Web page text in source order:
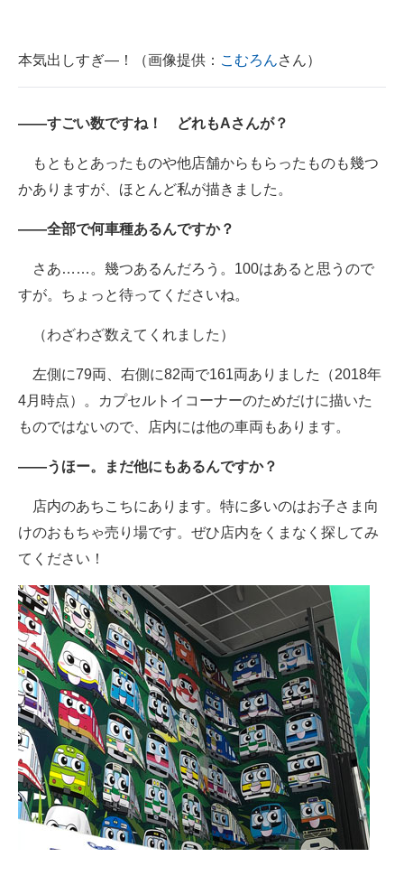
本気出しすぎ―！（画像提供： こむろんさん）
――すごい数ですね！ どれもAさんが？
もともとあったものや他店舗からもらったものも幾つ
かありますが、ほとんど私が描きました。
――全部で何車種あるんですか？
さあ……。幾つあるんだろう。100はあると思うので
すが。ちょっと待ってくださいね。
（わざわざ数えてくれました）
左側に79両、右側に82両で161両ありました（2018年
4月時点）。カプセルトイコーナーのためだけに描いた
ものではないので、店内には他の車両もあります。
――うほー。まだ他にもあるんですか？
店内のあちこちにあります。特に多いのはお子さま向
けのおもちゃ売り場です。ぜひ店内をくまなく探してみ
てください！